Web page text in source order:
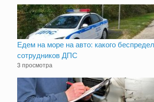
Едем на море на авто: какого
сотрудников ДПС
3 просмотра